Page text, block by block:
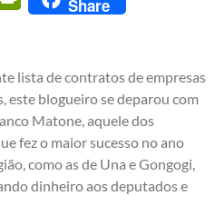
Share
lista de contratos de empresas
este blogueiro se deparou com
Matone, aquele dos
fez o maior sucesso no ano
como as de Una e Gongogi,
dinheiro aos deputados e